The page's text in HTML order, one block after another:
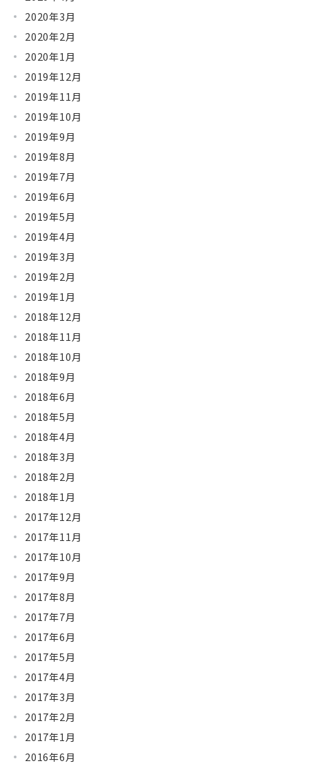
2020年3月
2020年2月
2020年1月
2019年12月
2019年11月
2019年10月
2019年9月
2019年8月
2019年7月
2019年6月
2019年5月
2019年4月
2019年3月
2019年2月
2019年1月
2018年12月
2018年11月
2018年10月
2018年9月
2018年6月
2018年5月
2018年4月
2018年3月
2018年2月
2018年1月
2017年12月
2017年11月
2017年10月
2017年9月
2017年8月
2017年7月
2017年6月
2017年5月
2017年4月
2017年3月
2017年2月
2017年1月
2016年6月